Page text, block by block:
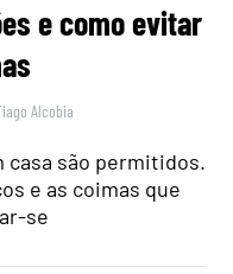
e como evitar
Alcobia
casa são permitidos.
e as coimas que
se